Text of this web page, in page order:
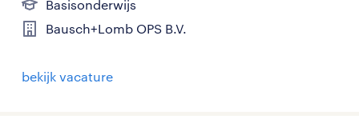
Basisonderwijs
Bausch+Lomb OPS B.V.
bekijk vacature